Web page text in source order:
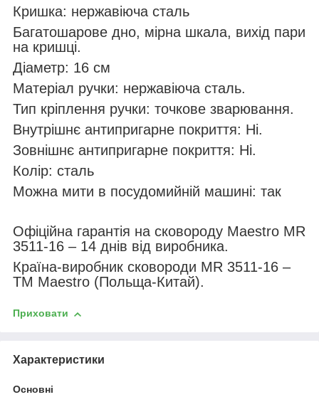
Кришка: нержавіюча сталь
Багатошарове дно, мірна шкала, вихід пари
на кришці.
Діаметр: 16 см
Матеріал ручки: нержавіюча сталь.
Тип кріплення ручки: точкове зварювання.
Внутрішнє антипригарне покриття: Ні.
Зовнішнє антипригарне покриття: Ні.
Колір: сталь
Можна мити в посудомийній машині: так
Офіційна гарантія на сковороду Maestro MR
3511-16 – 14 днів від виробника.
Країна-виробник сковороди MR 3511-16 –
ТМ Maestro (Польща-Китай).
Приховати
Характеристики
Основні